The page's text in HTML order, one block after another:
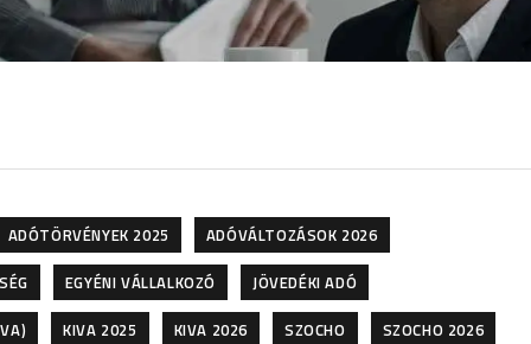
ADÓTÖRVÉNYEK 2025
ADÓVÁLTOZÁSOK 2026
EGYÉNI VÁLLALKOZÓ
JÖVEDÉKI ADÓ
KIVA 2025 KIVA 2026 SZOCHO
SZOCHO 2026